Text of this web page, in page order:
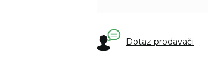
Dotaz prodavači